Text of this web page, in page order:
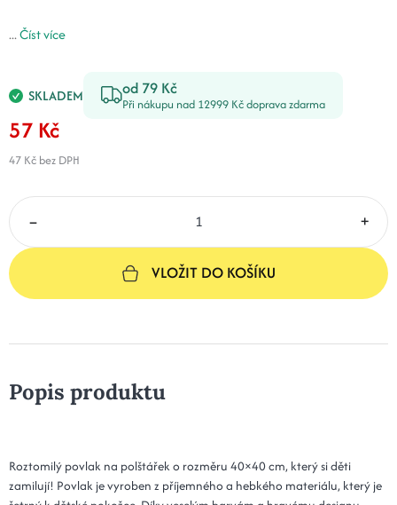
...Číst více
SKLADEM od 79 Kč
Při nákupu nad 12999 Kč doprava zdarma
57 Kč
47 Kč bez DPH
– +
VLOŽIT DO KOŠÍKU
Popis produktu
Roztomilý povlak na polštářek o rozměru 40×40 cm, který si děti
zamilují! Povlak je vyroben z příjemného a hebkého materiálu, který je